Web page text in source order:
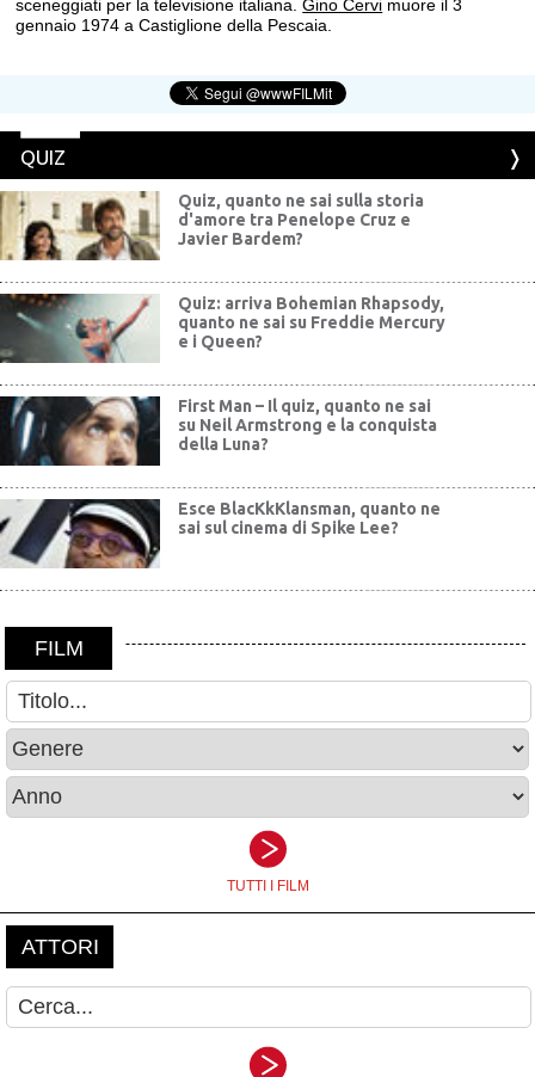
sceneggiati per la televisione italiana.Gino Cervi muore il 3
gennaio 1974 a Castiglione della Pescaia.
QUIZ
Quiz, quanto ne sai sulla storia
d'amore tra Penelope Cruz e
Javier Bardem?
Quiz: arriva Bohemian Rhapsody,
quanto ne sai su Freddie Mercury
e i Queen?
First Man – Il quiz, quanto ne sai
su Neil Armstrong e la conquista
della Luna?
Esce BlacKkKlansman, quanto ne
sai sul cinema di Spike Lee?